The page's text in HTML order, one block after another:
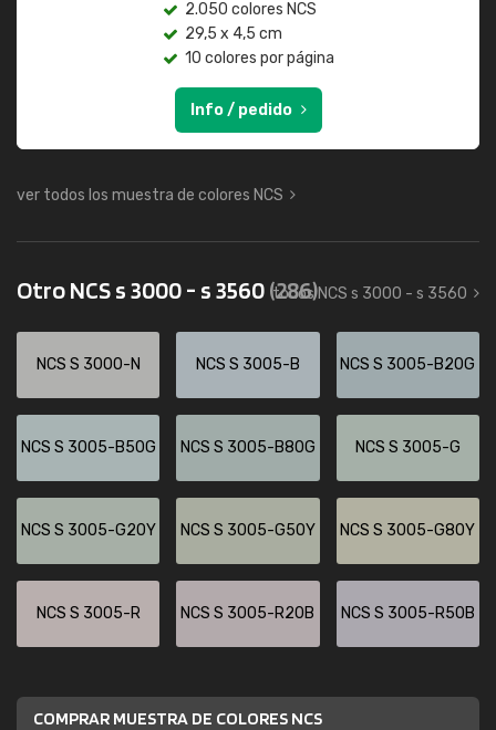
2.050 colores NCS
29,5 x 4,5 cm
10 colores por página
Info / pedido
ver todos los muestra de colores NCS
Otro NCS s 3000 - s 3560(286)
todos NCS s 3000 - s 3560
NCS S 3000-N NCS S 3005-B NCS S 3005-B20G
NCS S 3005-B50G NCS S 3005-B80G NCS S 3005-G
NCS S 3005-G20Y NCS S 3005-G50Y NCS S 3005-G80Y
NCS S 3005-R NCS S 3005-R20B NCS S 3005-R50B
COMPRAR MUESTRA DE COLORES NCS